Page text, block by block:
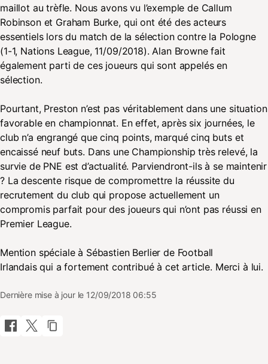
maillot au trèfle. Nous avons vu l’exemple de Callum
Robinson et Graham Burke, qui ont été des acteurs
essentiels lors du match de la sélection contre la Pologne
(1-1, Nations League, 11/09/2018). Alan Browne fait
également parti de ces joueurs qui sont appelés en
sélection.
Pourtant, Preston n’est pas véritablement dans une situation
favorable en championnat. En effet, après six journées, le
club n’a engrangé que cinq points, marqué cinq buts et
encaissé neuf buts. Dans une Championship très relevé, la
survie de PNE est d’actualité. Parviendront-ils à se maintenir
? La descente risque de compromettre la réussite du
recrutement du club qui propose actuellement un
compromis parfait pour des joueurs qui n’ont pas réussi en
Premier League.
Mention spéciale à Sébastien Berlier de Football
Irlandais qui a fortement contribué à cet article. Merci à lui.
Dernière mise à jour le 12/09/2018 06:55